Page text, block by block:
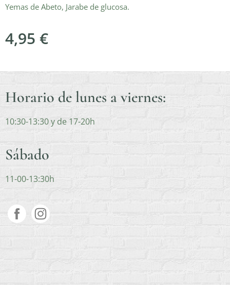
Yemas de Abeto, Jarabe de glucosa.
4,95 €
Horario de lunes a viernes:
10:30-13:30 y de 17-20h
Sábado
11-00-13:30h